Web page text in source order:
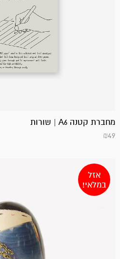
מחברת קטנה A6 | שורות
₪49
אזל
במלאי!